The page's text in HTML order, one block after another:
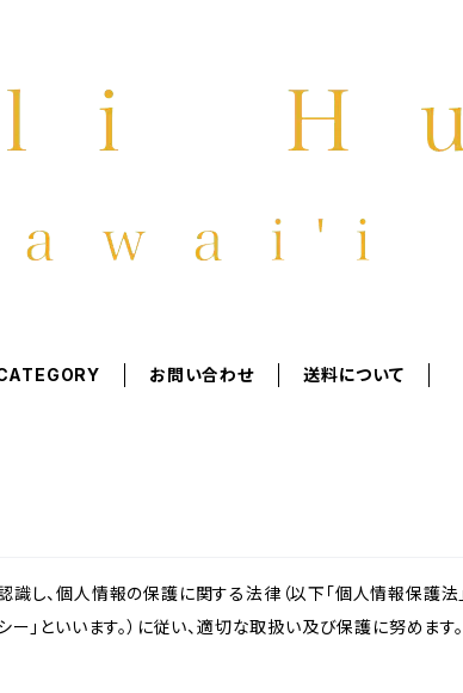
お問い合わせ 送料について
し、個人情報の保護に関する法律（以下「個人情報保護法」
」といいます。）に従い、適切な取扱い及び保護に努めます。